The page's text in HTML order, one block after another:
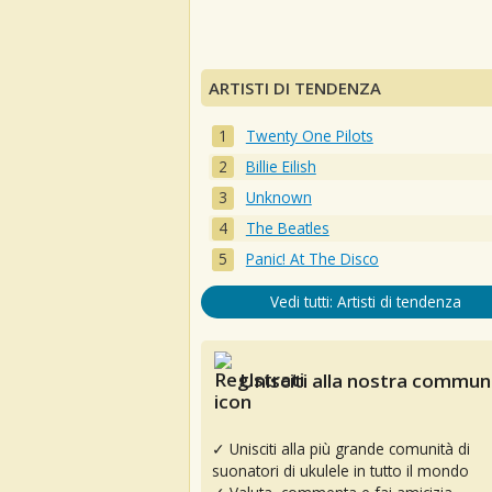
ARTISTI DI TENDENZA
Twenty One Pilots
Billie Eilish
Unknown
The Beatles
Panic! At The Disco
Vedi tutti: Artisti di tendenza
Unisciti alla nostra
✓ Unisciti alla più grande comunità di
suonatori di ukulele in tutto il mondo